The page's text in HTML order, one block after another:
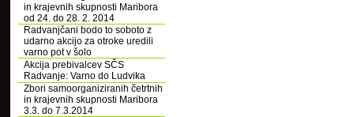
in krajevnih skupnosti Maribora
od 24. do 28. 2. 2014
Radvanjčani bodo to soboto z
udarno akcijo za otroke uredili
varno pot v šolo
Akcija prebivalcev SČS
Radvanje: Varno do Ludvika
Zbori samoorganiziranih četrtnih
in krajevnih skupnosti Maribora
3.3. do 7.3.2014